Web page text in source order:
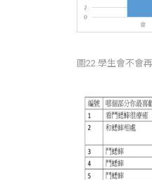
圖22.學生會不會